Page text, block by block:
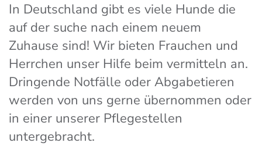
In Deutschland gibt es viele Hunde die
auf der suche nach einem neuem
Zuhause sind! Wir bieten Frauchen und
Herrchen unser Hilfe beim vermitteln an.
Dringende Notfälle oder Abgabetieren
werden von uns gerne übernommen oder
in einer unserer Pflegestellen
untergebracht.